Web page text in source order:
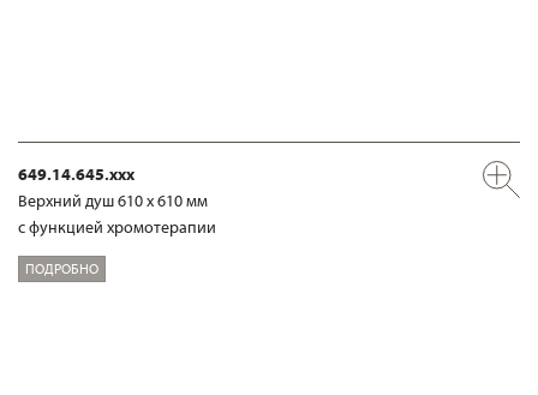
649.14.645.xxx
Верхний душ 610 х 610 мм
с функцией хромотерапии
ПОДРОБНО